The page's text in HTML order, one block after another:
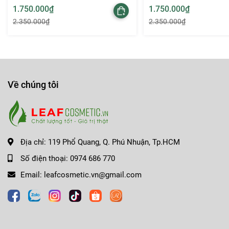
Son MAC 662 không chỉ tạo dấu ấn bởi sắc đỏ cam gạch
cho bạn đôi môi rạng rỡ suốt cả ngày dài. Phiên bản
1.750.000₫
2.350.000₫
1.750.000₫
2.350.000₫
Về chúng tôi
Địa chỉ: 119 Phổ Quang, Q. Phú Nhuận, Tp.HCM
Số điện thoại: 0974 686 770
Email: leafcosmetic.vn@gmail.com